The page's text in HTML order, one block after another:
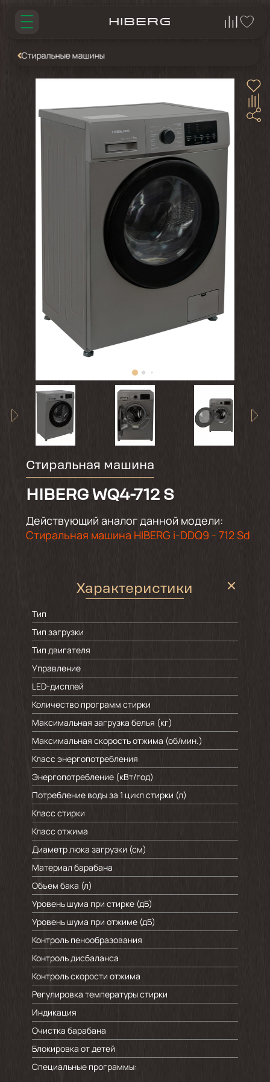
Стиральные машины
Стиральная машина
HIBERG WQ4-712 S
Действующий аналог данной модели:
Стиральная машина HIBERG i-DDQ9 - 712 Sd
Характеристики
Тип
Тип загрузки
Тип двигателя
Управление
LED-дисплей
Количество программ стирки
Максимальная загрузка белья (кг)
Максимальная скорость отжима (об/мин.)
Класс энергопотребления
Энергопотребление (кВт/год)
Потребление воды за 1 цикл стирки (л)
Класс стирки
Класс отжима
Диаметр люка загрузки (см)
Материал барабана
Объем бака (л)
Уровень шума при стирке (дБ)
Уровень шума при отжиме (дБ)
Контроль пенообразования
Контроль дисбаланса
Контроль скорости отжима
Регулировка температуры стирки
Индикация
Очистка барабана
Блокировка от детей
Специальные программы: